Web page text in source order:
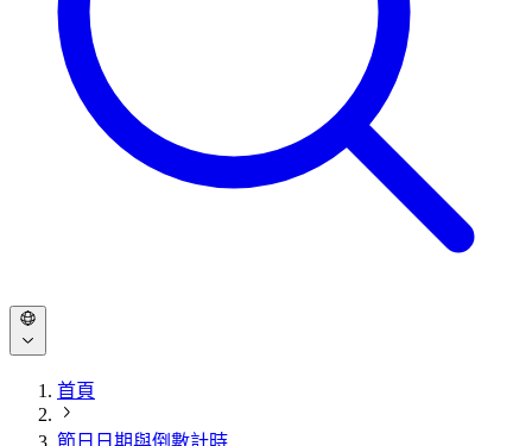
首頁
節日日期與倒數計時